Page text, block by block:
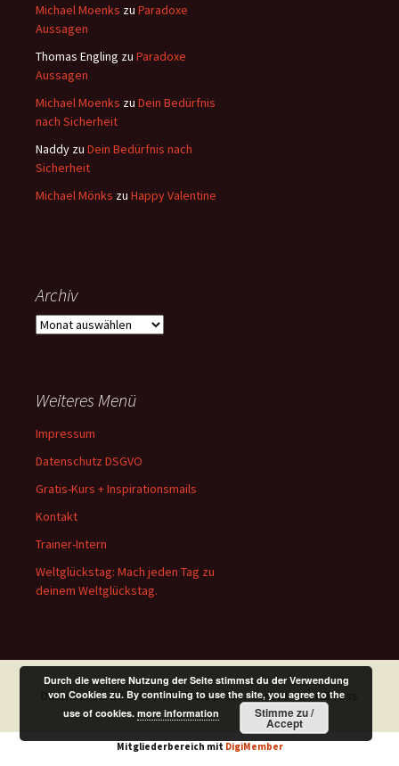
Michael Moenks zu Paradoxe
Aussagen
Thomas Engling zu Paradoxe
Aussagen
Michael Moenks zu Dein Bedürfnis
nach Sicherheit
Naddy zu Dein Bedürfnis nach
Sicherheit
Michael Mönks zu Happy Valentine
Archiv
Archiv
Weiteres Menü
Impressum
Datenschutz DSGVO
Gratis-Kurs + Inspirationsmails
Kontakt
Trainer-Intern
Weltglückstag: Mach jeden Tag zu
deinem Weltglückstag.
Datenschutz DSGVO Mit Stolz präsentiert von WordPress
Mitgliederbereich mit DigiMember
Durch die weitere Nutzung der Seite stimmst du der Verwendung
von Cookies zu. By continuing to use the site, you agree to the
use of cookies.more information Stimme zu /
Accept